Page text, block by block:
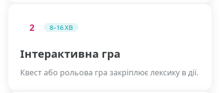
2 8–16 ХВ
Інтерактивна гра
Квест або рольова гра закріплює лексику в дії.